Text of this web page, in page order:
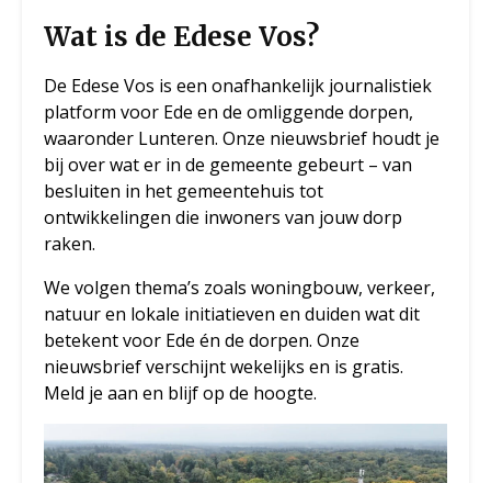
Wat is de Edese Vos?
De Edese Vos is een onafhankelijk journalistiek
platform voor Ede en de omliggende dorpen,
waaronder Lunteren. Onze nieuwsbrief houdt je
bij over wat er in de gemeente gebeurt – van
besluiten in het gemeentehuis tot
ontwikkelingen die inwoners van jouw dorp
raken.
We volgen thema’s zoals woningbouw, verkeer,
natuur en lokale initiatieven en duiden wat dit
betekent voor Ede én de dorpen. Onze
nieuwsbrief verschijnt wekelijks en is gratis.
Meld je aan en blijf op de hoogte.